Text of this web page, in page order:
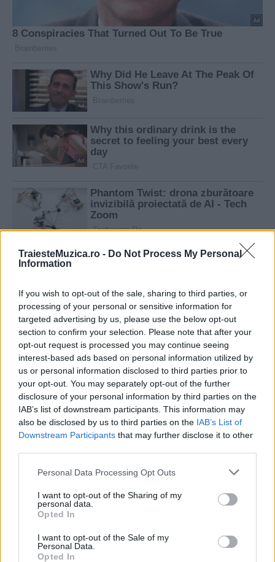
TraiesteMuzica.ro - Do Not Process My Personal
Information
If you wish to opt-out of the sale, sharing to third parties, or
processing of your personal or sensitive information for
targeted advertising by us, please use the below opt-out
section to confirm your selection. Please note that after your
opt-out request is processed you may continue seeing
interest-based ads based on personal information utilized by
us or personal information disclosed to third parties prior to
your opt-out. You may separately opt-out of the further
disclosure of your personal information by third parties on the
IAB’s list of downstream participants. This information may
also be disclosed by us to third parties on the IAB’s List of
Downstream Participants that may further disclose it to other
Please note that this website/app uses one or more Google
not limited to your visit or usage behaviour. You may click to
grant or deny consent to Google and its third-party tags to
use your data for below specified purposes in below Google
consent section.
Personal Data Processing Opt Outs
I want to opt-out of the Sharing of my
personal data.
Opted In
I want to opt-out of the Sale of my
Personal Data.
Opted In